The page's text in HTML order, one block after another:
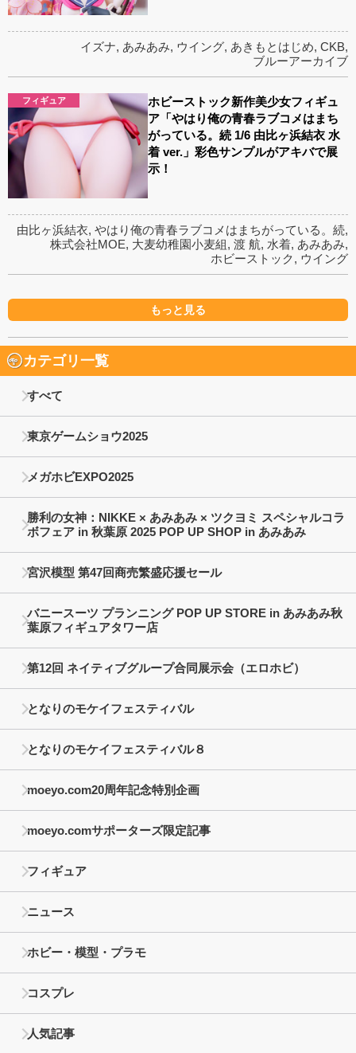
イズナ, あみあみ, ウイング, あきもとはじめ, CKB,
ブルーアーカイブ
フィギュア
ホビーストック新作美少女フィギュ
ア「やはり俺の青春ラブコメはまち
がっている。続 1/6 由比ヶ浜結衣 水
着 ver.」彩色サンプルがアキバで展
示！
由比ヶ浜結衣, やはり俺の青春ラブコメはまちがっている。続,
株式会社MOE, 大麦幼稚園小麦組, 渡 航, 水着, あみあみ,
ホビーストック, ウイング
もっと見る
カテゴリ一覧
すべて
東京ゲームショウ2025
メガホビEXPO2025
勝利の女神：NIKKE × あみあみ × ツクヨミ スペシャルコラ
ボフェア in 秋葉原 2025 POP UP SHOP in あみあみ
宮沢模型 第47回商売繁盛応援セール
バニースーツ プランニング POP UP STORE in あみあみ秋
葉原フィギュアタワー店
第12回 ネイティブグループ合同展示会（エロホビ）
となりのモケイフェスティバル
となりのモケイフェスティバル８
moeyo.com20周年記念特別企画
moeyo.comサポーターズ限定記事
フィギュア
ニュース
ホビー・模型・プラモ
コスプレ
人気記事